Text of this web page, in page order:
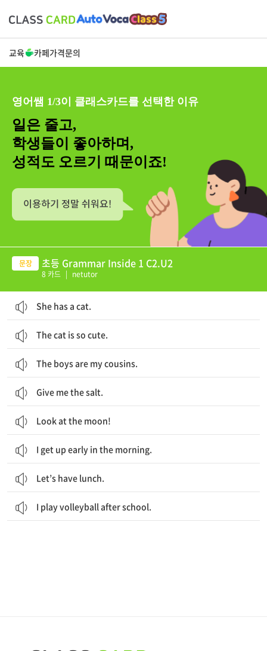
교육 카페가격문의
영어쌤 1/3이 클래스카드를 선택한 이유
일은 줄고,
학생들이 좋아하며,
성적도 오르기 때문이죠!
초등 Grammar Inside 1 C2.U2
8 카드 | netutor
She has a cat.
The cat is so cute.
The boys are my cousins.
Give me the salt.
Look at the moon!
I get up early in the morning.
Let’s have lunch.
I play volleyball after school.